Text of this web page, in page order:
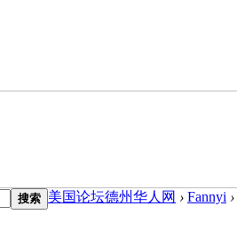
搜索 美国论坛德州华人网 › Fannyi ›